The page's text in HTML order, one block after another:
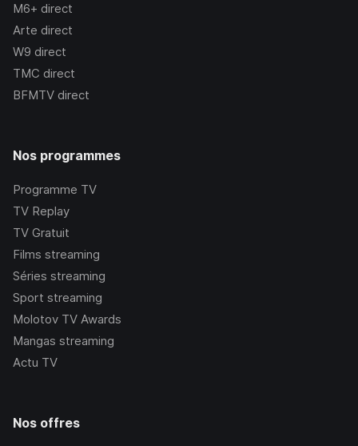
M6+ direct
Arte direct
W9 direct
TMC direct
BFMTV direct
Nos programmes
Programme TV
TV Replay
TV Gratuit
Films streaming
Séries streaming
Sport streaming
Molotov TV Awards
Mangas streaming
Actu TV
Nos offres